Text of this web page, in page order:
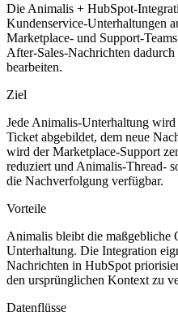
Die Animalis + HubSpot-
Kundenservice-Unterhaltungen
Marketplace- und Support-
After-Sales-Nachrichten
bearbeiten.
Ziel
Jede Animalis-Unterhaltung
Ticket abgebildet, dem neue
wird der Marketplace-Support
reduziert und Animalis-Thread-
die Nachverfolgung verfügbar.
Vorteile
Animalis bleibt die maßgebliche
Unterhaltung. Die Integration
Nachrichten in HubSpot
den ursprünglichen Kontext zu
Datenflüsse